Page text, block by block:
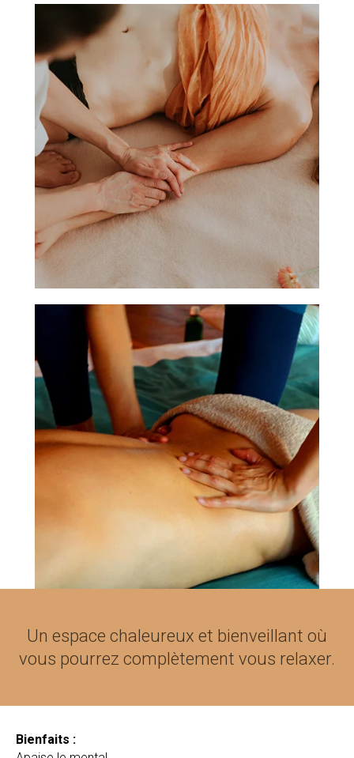
Un espace chaleureux et bienveillant où
vous pourrez complètement vous relaxer.
Bienfaits :